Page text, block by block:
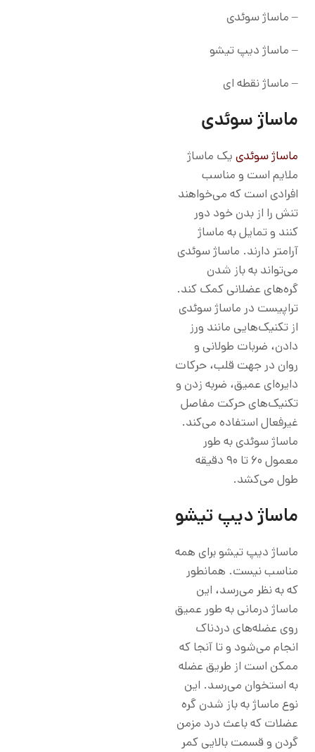
– ماساژ سوئدی
– ماساژ دیپ تیشو
– ماساژ نقطه ای
ماساژ سوئدی
ماساژ سوئدی یک ماساژ
ملایم است و مناسب
افرادی است که می‌خواهند
تنش را از بدن خود دور
کنند و تمایل به ماساژ
آرامتر دارند. ماساژ سوئدی
می‌تواند به باز شدن
گره‌های عضلانی کمک کند.
تراپیست در ماساژ سوئدی
از تکنیک‌هایی مانند ورز
دادن، ضربات طولانی و
روان در جهت قلب، حرکات
دایره‌ای عمیق، ضربه زدن و
تکنیک‌های حرکت مفاصل
غیرفعال استفاده می‌کند.
ماساژ سوئدی به طور
معمول 60 تا 90 دقیقه
طول می‌کشد.
ماساژ دیپ تیشو
ماساژ دیپ تیشو برای همه
مناسب نیست. همانطور
که به نظر می‌رسد، این
ماساژ درمانی به طور عمیق
روی عضله‌های دردناک
انجام می‌شود و تا آنجا که
ممکن است از طریق عضله
به استخوان می‌رسد. این
نوع ماساژ به باز شدن گره
عضلات که باعث درد مزمن
گردن و قسمت بالایی کمر